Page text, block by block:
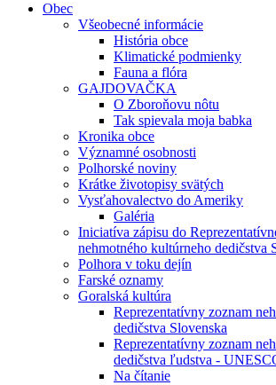
Obec
Všeobecné informácie
História obce
Klimatické podmienky
Fauna a flóra
GAJDOVAČKA
O Zboroňovu nôtu
Tak spievala moja babka
Kronika obce
Významné osobnosti
Polhorské noviny
Krátke životopisy svätých
Vysťahovalectvo do Ameriky
Galéria
Iniciatíva zápisu do
nehmotného kultúrneho dedičstva
Polhora v toku dejín
Farské oznamy
Goralská kultúra
Reprezentatívny zoznam
dedičstva Slovenska
Reprezentatívny zoznam
dedičstva ľudstva -
Na čítanie